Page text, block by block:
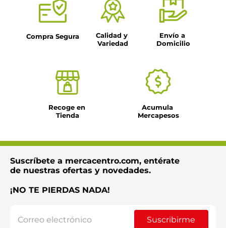
Compra Segura
Calidad y
Variedad
Envío a
Domicilio
Recoge en
Tienda
Acumula
Mercapesos
Suscríbete a mercacentro.com, entérate
de nuestras ofertas y novedades.
¡NO TE PIERDAS NADA!
Suscribirme